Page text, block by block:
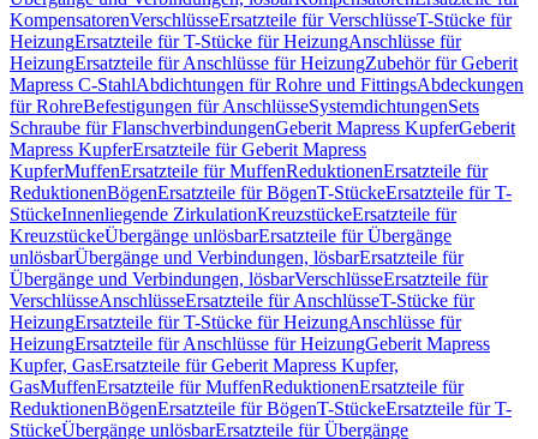
KompensatorenVerschlüsseErsatzteile für VerschlüsseT-Stücke für
HeizungErsatzteile für T-Stücke für HeizungAnschlüsse für
HeizungErsatzteile für Anschlüsse für HeizungZubehör für Geberit
Mapress C-StahlAbdichtungen für Rohre und FittingsAbdeckungen
für RohreBefestigungen für AnschlüsseSystemdichtungenSets
Schraube für FlanschverbindungenGeberit Mapress KupferGeberit
Mapress KupferErsatzteile für Geberit Mapress
KupferMuffenErsatzteile für MuffenReduktionenErsatzteile für
ReduktionenBögenErsatzteile für BögenT-StückeErsatzteile für T-
StückeInnenliegende ZirkulationKreuzstückeErsatzteile für
KreuzstückeÜbergänge unlösbarErsatzteile für Übergänge
unlösbarÜbergänge und Verbindungen, lösbarErsatzteile für
Übergänge und Verbindungen, lösbarVerschlüsseErsatzteile für
VerschlüsseAnschlüsseErsatzteile für AnschlüsseT-Stücke für
HeizungErsatzteile für T-Stücke für HeizungAnschlüsse für
HeizungErsatzteile für Anschlüsse für HeizungGeberit Mapress
Kupfer, GasErsatzteile für Geberit Mapress Kupfer,
GasMuffenErsatzteile für MuffenReduktionenErsatzteile für
ReduktionenBögenErsatzteile für BögenT-StückeErsatzteile für T-
StückeÜbergänge unlösbarErsatzteile für Übergänge